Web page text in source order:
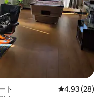
ト レビュー28
4.93 (28)